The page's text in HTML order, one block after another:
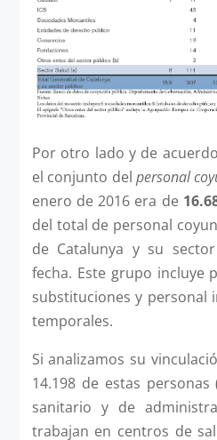
Por otro lado y de
el conjunto del personal
enero de 2016 era de
del total de personal
de Catalunya y su
fecha. Este grupo incluye
substituciones y personal
temporales.
Si analizamos su
14.198 de estas
sanitario y de
trabajan en centros de